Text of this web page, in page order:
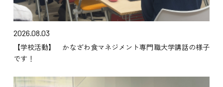
2026.08.03
【学校活動】 かなざわ食マネジメント専門職大学講話の様子
です！